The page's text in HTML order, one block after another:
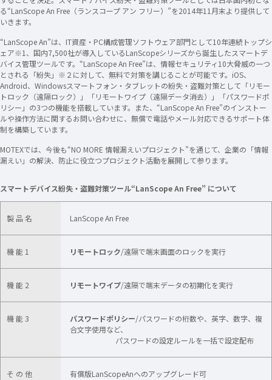
る“LanScope An Free（ランスコープ アン フリー）”を2014年11月末より提供して
いきます。
“LanScope An”は、IT資産・PC構成管理ソフトウェア部門として10年連続トップシ
ェア※1、国内7,500社が導入しているLanScopeシリーズから誕生したスマートデ
バイス管理ツールです。“LanScope An Free”は、情報セキュリティ10大脅威の一つ
とされる「紛失」※２に対して、無料で対策を講じることが可能です。iOS、
Android、Windowsスマートフォン・タブレットの紛失・盗難対策として「リモー
トロック（遠隔ロック）」「リモートワイプ（遠隔データ消去）」「パスワードポ
リシー」の3つの機能を搭載しています。また、“LanScope An Free”のインストー
ルや操作方法に関するお問い合わせに、無償で電話やメール対応できるサポート体
制を構築しています。
MOTEXでは、今後も“NO MORE 情報漏えいプロジェクト”を通じて、企業の「情報
漏えい」の解決、防止に役立つプロジェクト活動を展開して参ります。
スマートデバイス紛失・盗難対策ツール“LanScope An Free” について
製 品 名 LanScope An Free
機 能 1 リモートロック/遠隔で端末画面のロックを実行
機 能 2 リモートワイプ/遠隔で端末データの初期化を実行
機 能 3 パスワードポリシー/パスワードの桁数や、英字、数字、複
合文字使用など、
パスワードの設定ルールを一括で設定配布
そ の 他 有償版LanScopeAnへのアップグレード可